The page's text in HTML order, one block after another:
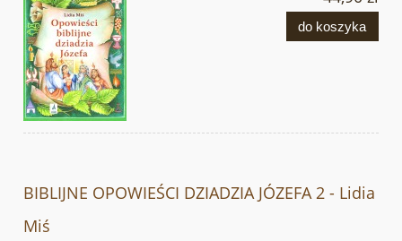
do koszyka
BIBLIJNE OPOWIEŚCI DZIADZIA JÓZEFA 2 - Lidia
Miś